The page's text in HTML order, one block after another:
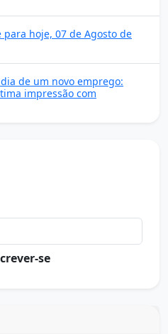
para hoje, 07 de Agosto de
de um novo emprego:
impressão com
se